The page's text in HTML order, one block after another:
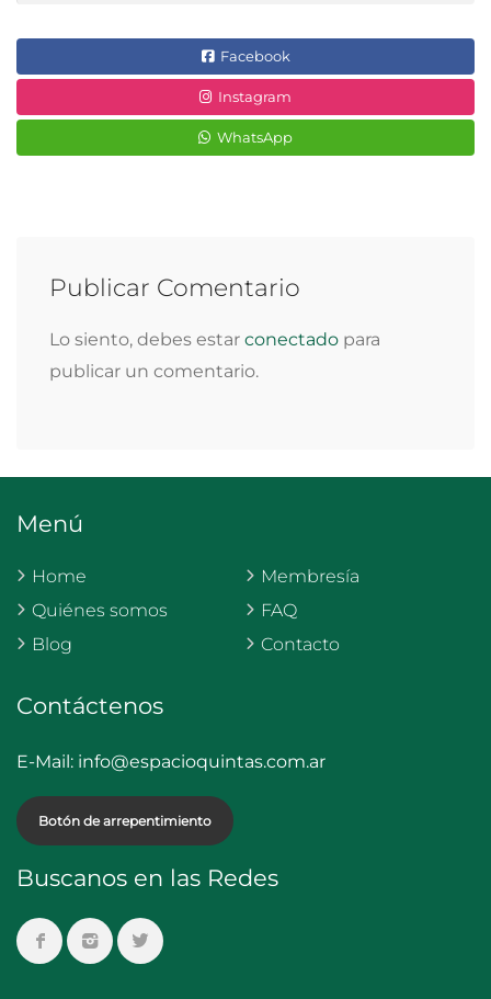
Facebook
Instagram
WhatsApp
Publicar Comentario
Lo siento, debes estar conectado para
publicar un comentario.
Menú
Home
Quiénes somos
Blog
Membresía
FAQ
Contacto
Contáctenos
E-Mail: info@espacioquintas.com.ar
Botón de arrepentimiento
Buscanos en las Redes